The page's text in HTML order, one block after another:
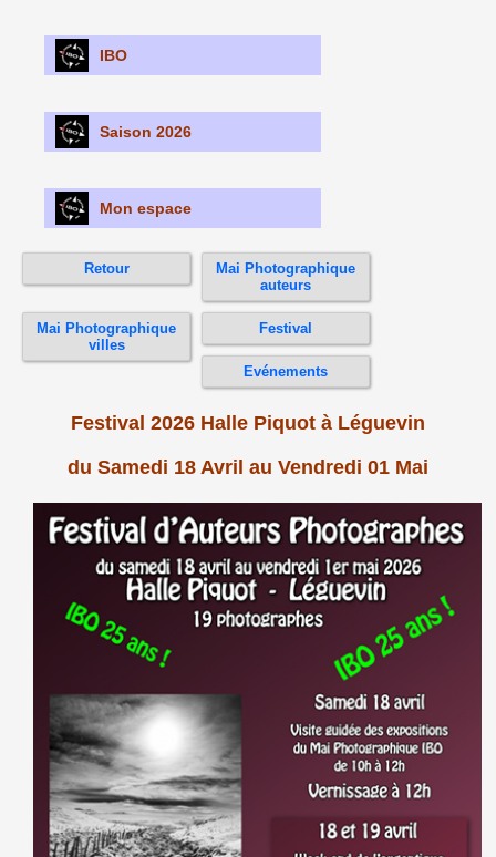
IBO
Saison 2026
Mon espace
Retour
Mai Photographique
auteurs
Mai Photographique
villes
Festival
Evénements
Festival 2026 Halle Piquot à Léguevin
du Samedi 18 Avril au Vendredi 01 Mai